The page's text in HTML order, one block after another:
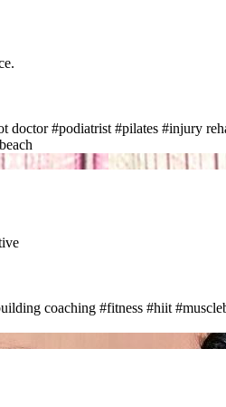
doctor #podiatrist #pilates #injury
coaching #fitness #hiit